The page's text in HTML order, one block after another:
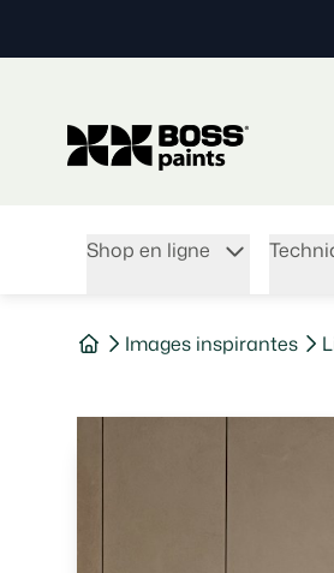
Shop en ligne
Images inspirantes